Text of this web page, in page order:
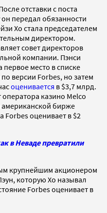
отставки с поста
он передал обязанности
Хо стала председателем
директором.
совет директоров
компании. Пэнси
первое место в списке
версии Forbes, но затем
оценивается в $3,7 млрд.
казино Melco
американской бирже
Forbes оценивает в $2
в Неваде превратили
крупнейшим акционером
которую Хо называл
Forbes оценивает в